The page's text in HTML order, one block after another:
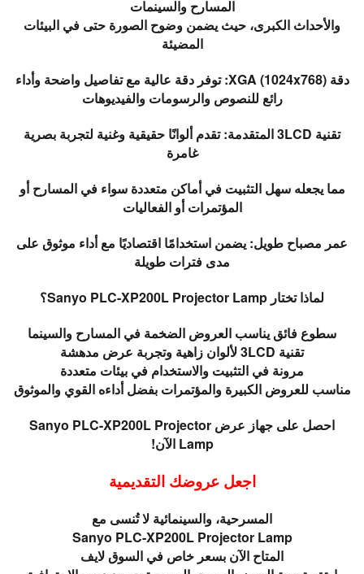
المسارح والسينمات
والأحداث الكبرى، حيث يضمن وضوح الصورة حتى في البيئات
المضيئة
دقة XGA (1024x768): توفر دقة عالية مع تفاصيل واضحة وأداء
رائع للنصوص والرسومات والفيديوهات
تقنية 3LCD المتقدمة: تقدم ألوانًا حقيقية وغنية لتجربة بصرية
غامرة
مما يجعله سهل التثبيت في أماكن متعددة سواء في المسارح أو
المؤتمرات أو الفعاليات
عمر مصباح طويل: يضمن استخدامًا اقتصاديًا مع أداء موثوق على
مدى فترات طويلة
لماذا تختار Sanyo PLC-XP200L Projector Lamp؟
سطوع فائق يناسب العروض الضخمة في المسارح والسينما
تقنية 3LCD لألوان زاهية وتجربة عرض مدهشة
مرونة في التثبيت والاستخدام في بيئات متعددة
مناسب للعروض الكبيرة والمؤتمرات بفضل أداءه القوي والموثوق
احصل على جهاز عرض Sanyo PLC-XP200L Projector
Lamp الآن!
اجعل عروضك التقديمية
المسرحية، والسينمائية لا تُنسى مع
Sanyo PLC-XP200L Projector Lamp
المتاح الآن بسعر خاص في السوق لايف